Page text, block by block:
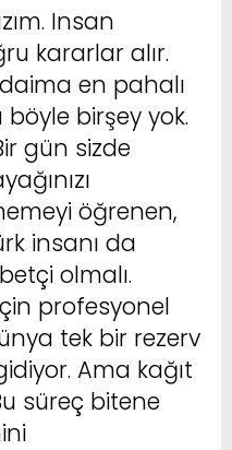
Insan
kararlar alır.
en pahalı
birşey yok.
gün sizde
öğrenen,
insanı da
olmalı.
profesyonel
tek bir rezerv
Ama kağıt
süreç bitene